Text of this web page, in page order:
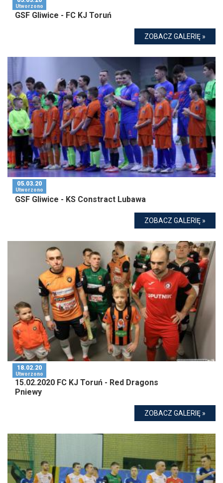
Utworzono
GSF Gliwice - FC KJ Toruń
ZOBACZ GALERIĘ »
05.03.20
Utworzono
GSF Gliwice - KS Constract Lubawa
ZOBACZ GALERIĘ »
18.02.20
Utworzono
15.02.2020 FC KJ Toruń - Red Dragons
Pniewy
ZOBACZ GALERIĘ »